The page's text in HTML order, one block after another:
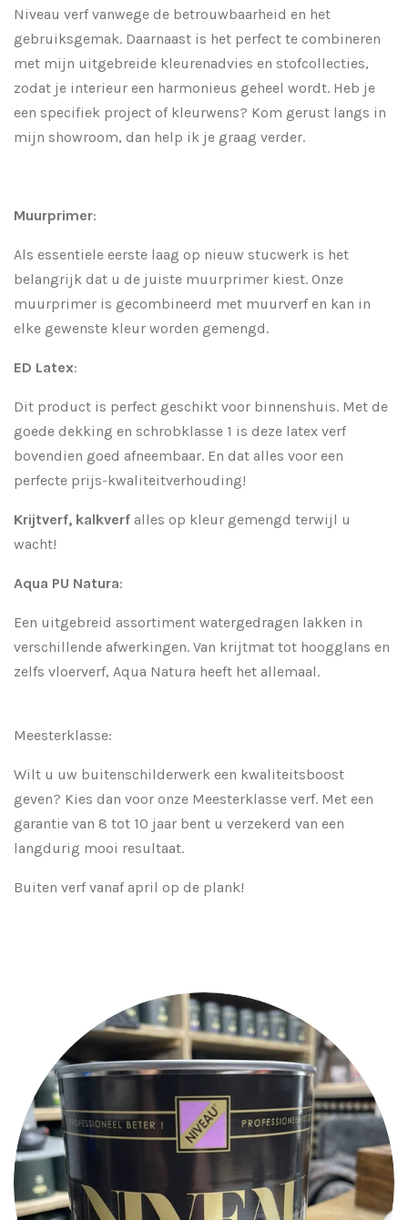
Niveau verf vanwege de betrouwbaarheid en het
gebruiksgemak. Daarnaast is het perfect te combineren
met mijn uitgebreide kleurenadvies en stofcollecties,
zodat je interieur een harmonieus geheel wordt. Heb je
een specifiek project of kleurwens? Kom gerust langs in
mijn showroom, dan help ik je graag verder.
Muurprimer:
Als essentiele eerste laag op nieuw stucwerk is het
belangrijk dat u de juiste muurprimer kiest. Onze
muurprimer is gecombineerd met muurverf en kan in
elke gewenste kleur worden gemengd.
ED Latex:
Dit product is perfect geschikt voor binnenshuis. Met de
goede dekking en schrobklasse 1 is deze latex verf
bovendien goed afneembaar. En dat alles voor een
perfecte prijs-kwaliteitverhouding!
Krijtverf, kalkverf alles op kleur gemengd terwijl u
wacht!
Aqua PU Natura:
Een uitgebreid assortiment watergedragen lakken in
verschillende afwerkingen. Van krijtmat tot hoogglans en
zelfs vloerverf, Aqua Natura heeft het allemaal.
Meesterklasse:
Wilt u uw buitenschilderwerk een kwaliteitsboost
geven? Kies dan voor onze Meesterklasse verf. Met een
garantie van 8 tot 10 jaar bent u verzekerd van een
langdurig mooi resultaat.
Buiten verf vanaf april op de plank!